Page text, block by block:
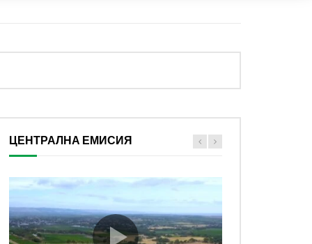
ЦЕНТРАЛНА ЕМИСИЯ